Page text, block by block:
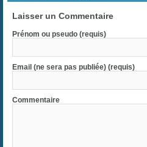
Laisser un Commentaire
Prénom ou pseudo (requis)
Email (ne sera pas publiée) (requis)
Commentaire